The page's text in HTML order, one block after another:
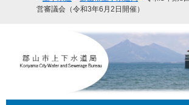
営審議会（令和3年6月2日開催）